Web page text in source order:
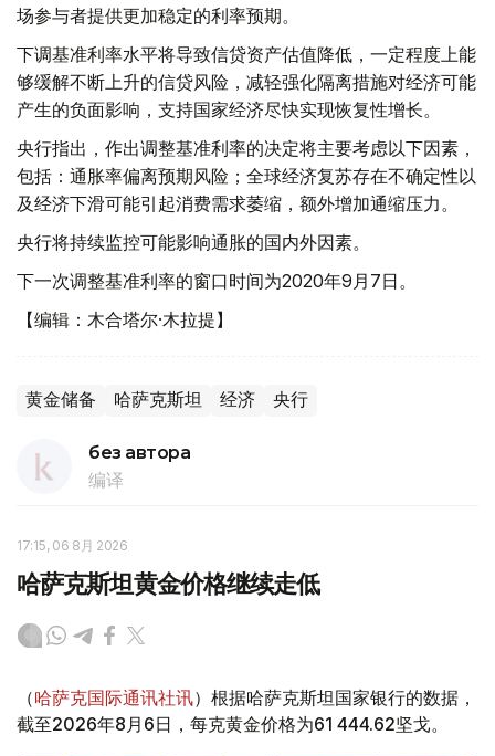
场参与者提供更加稳定的利率预期。
下调基准利率水平将导致信贷资产估值降低，一定程度上能
够缓解不断上升的信贷风险，减轻强化隔离措施对经济可能
产生的负面影响，支持国家经济尽快实现恢复性增长。
央行指出，作出调整基准利率的决定将主要考虑以下因素，
包括：通胀率偏离预期风险；全球经济复苏存在不确定性以
及经济下滑可能引起消费需求萎缩，额外增加通缩压力。
央行将持续监控可能影响通胀的国内外因素。
下一次调整基准利率的窗口时间为2020年9月7日。
【编辑：木合塔尔·木拉提】
黄金储备 哈萨克斯坦 经济 央行
без автора
编译
17:15, 06 8月 2026
哈萨克斯坦黄金价格继续走低
（哈萨克国际通讯社讯）根据哈萨克斯坦国家银行的数据，
截至2026年8月6日，每克黄金价格为61 444.62坚戈。